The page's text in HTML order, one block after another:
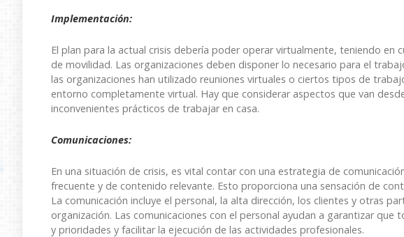
Implementación:
El plan para la actual crisis debería poder operar virtualmente, teniendo en
de movilidad. Las organizaciones deben disponer lo necesario para el
las organizaciones han utilizado reuniones virtuales o ciertos tipos de
entorno completamente virtual. Hay que considerar aspectos que van
inconvenientes prácticos de trabajar en casa.
Comunicaciones:
En una situación de crisis, es vital contar con una estrategia de
frecuente y de contenido relevante. Esto proporciona una sensación de
La comunicación incluye el personal, la alta dirección, los clientes y otras
organización. Las comunicaciones con el personal ayudan a garantizar
y prioridades y facilitar la ejecución de las actividades profesionales.